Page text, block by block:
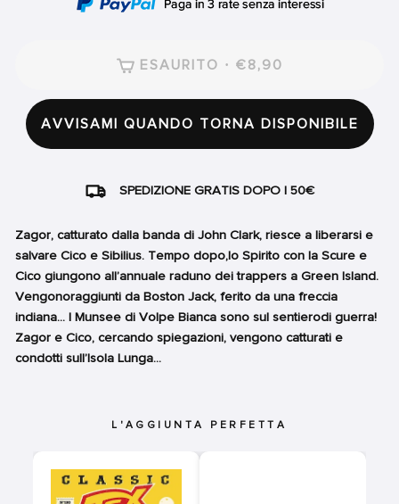
ESAURITO · €8,90
AVVISAMI QUANDO TORNA DISPONIBILE
SPEDIZIONE GRATIS DOPO I 50€
Zagor, catturato dalla banda di John Clark, riesce a liberarsi e
salvare Cico e Sibilius. Tempo dopo,lo Spirito con la Scure e
Cico giungono all’annuale raduno dei trappers a Green Island.
Vengonoraggiunti da Boston Jack, ferito da una freccia
indiana... I Munsee di Volpe Bianca sono sul sentierodi guerra!
Zagor e Cico, cercando spiegazioni, vengono catturati e
condotti sull’Isola Lunga...
L'AGGIUNTA PERFETTA